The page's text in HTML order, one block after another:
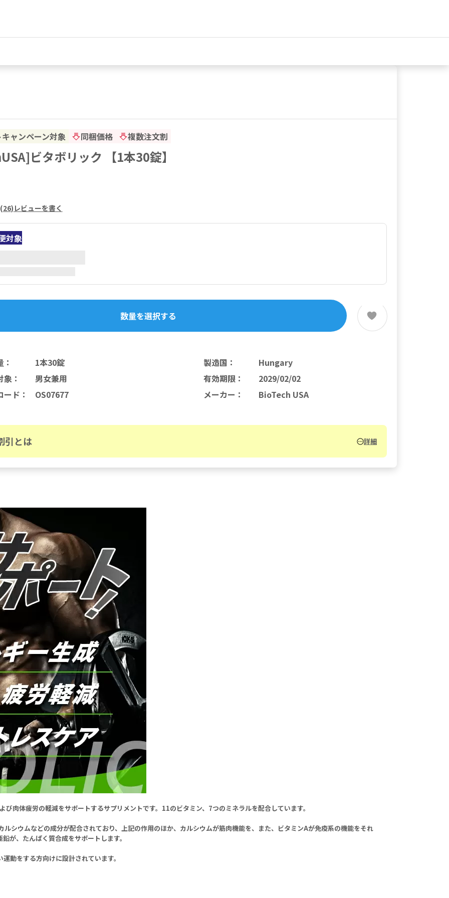
ャンペーン対象 同梱価格 複数注文割
ビタボリック 【1本30錠】
(26) レビューを書く
対象
数量を選択する
：
1本30錠
象：
男女兼用
ード ： OS07677
製造国 ：
Hungary
有効期限：
2029/02/02
メーカー ： BioTech USA
引とは 詳細
肉体疲労の軽減をサポートするサプリメントです。11のビタミン、7つのミネラルを配合しています。
シウムなどの成分が配合されており、上記の作用のほか、カルシウムが筋肉機能を、また、ビタミンAが免疫系の機能をそれ
が、たんぱく質合成をサポートします。
動をする方向けに設計されています。